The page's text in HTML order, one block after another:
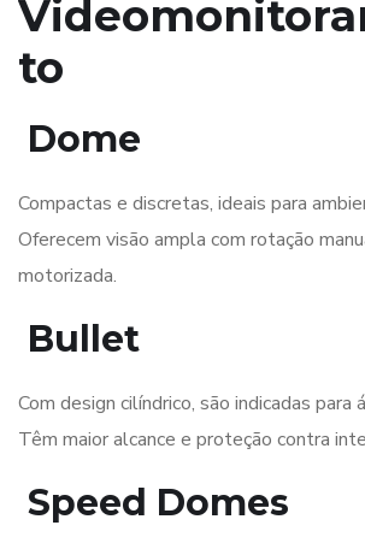
to
Dome
Compactas e discretas, ideais para
Oferecem visão ampla com rotação
motorizada.
Bullet
Com design cilíndrico, são indicadas para
Têm maior alcance e proteção contra
Speed Domes